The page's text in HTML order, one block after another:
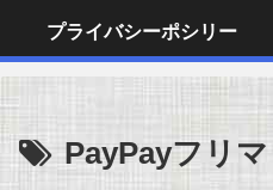
プライバシーポシリー
PayPayフリマ